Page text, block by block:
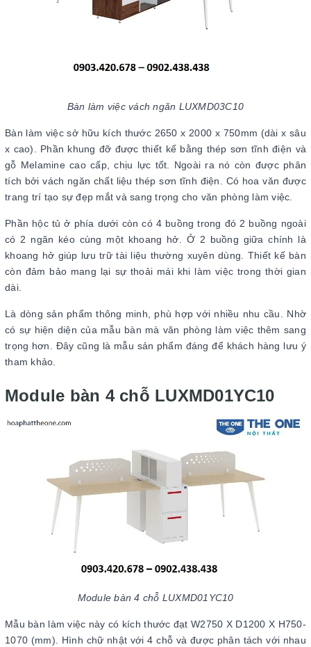
Bàn làm việc vách ngăn LUXMD03C10
Bàn làm việc sở hữu kích thước 2650 x 2000 x 750mm (dài x sâu
x cao). Phần khung đỡ được thiết kế bằng thép sơn tĩnh điện và
gỗ Melamine cao cấp, chịu lực tốt. Ngoài ra nó còn được phân
tích bởi vách ngăn chất liệu thép sơn tĩnh điện. Có hoa văn được
trang trí tạo sự đẹp mắt và sang trọng cho văn phòng làm việc.
Phần hộc tủ ở phía dưới còn có 4 buồng trong đó 2 buồng ngoài
có 2 ngăn kéo cùng một khoang hở. Ở 2 buồng giữa chính là
khoang hở giúp lưu trữ tài liệu thường xuyên dùng. Thiết kế bàn
còn đảm bảo mang lại sự thoải mái khi làm việc trong thời gian
dài.
Là dòng sản phẩm thông minh, phù hợp với nhiều nhu cầu. Nhờ
có sự hiện diện của mẫu bàn mà văn phòng làm việc thêm sang
trọng hơn. Đây cũng là mẫu sản phẩm đáng để khách hàng lưu ý
tham khảo.
Module bàn 4 chỗ LUXMD01YC10
Module bàn 4 chỗ LUXMD01YC10
Mẫu bàn làm việc này có kích thước đạt W2750 X D1200 X H750-
1070 (mm). Hình chữ nhật với 4 chỗ và được phân tách với nhau